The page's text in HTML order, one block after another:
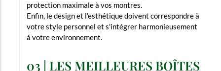
protection maximale à vos montres.
Enfin, le design et l'esthétique doivent correspondre à
votre style personnel et s'intégrer harmonieusement
à votre environnement.
03 | LES MEILLEURES BOÎTES